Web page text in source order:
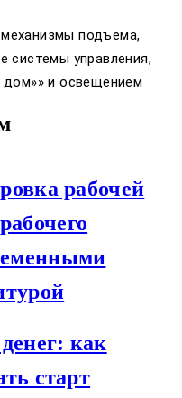
подъема,
системы управления,
дом»» и освещением
рабочей
как
старт